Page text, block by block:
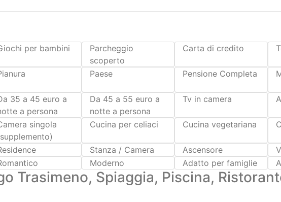
Paese Pensione Completa
35 a 45 euro a
Da 45 a 55 euro a
Tv in camera
singola
Cucina per celiaci Cucina vegetariana
Stanza / Camera Ascensore
Moderno Adatto per famiglie
Trasimeno, Spiaggia, Piscina,